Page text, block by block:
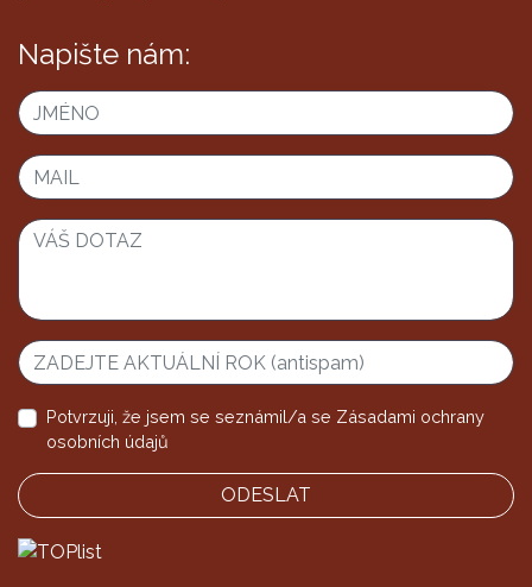
Napište nám:
Potvrzuji, že jsem se seznámil/a se Zásadami ochrany
osobních údajů
ODESLAT